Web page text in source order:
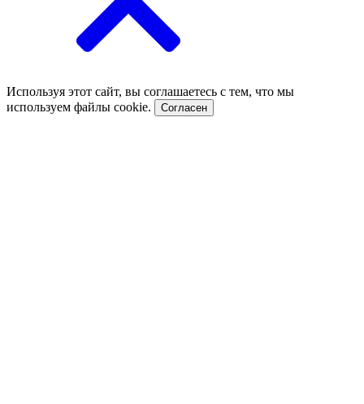
Используя этот сайт, вы соглашаетесь с тем, что мы
используем файлы cookie.
Согласен